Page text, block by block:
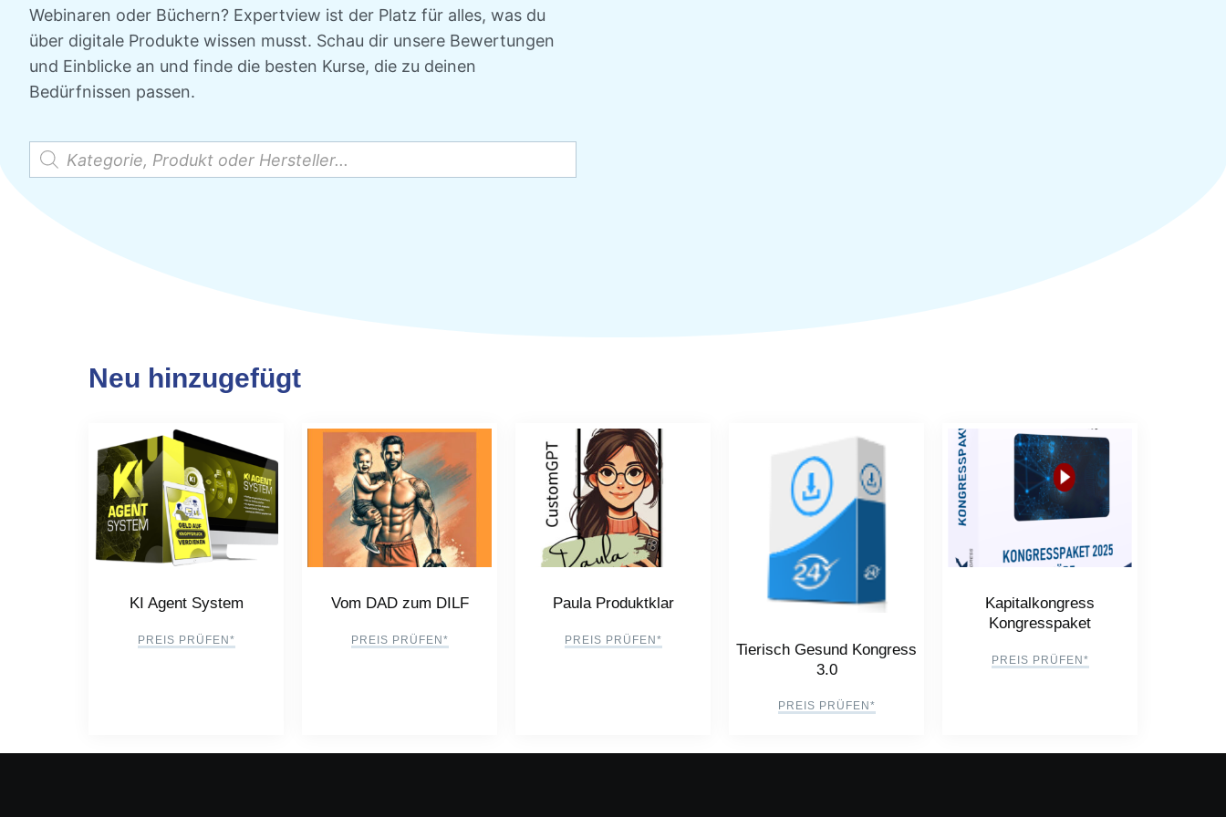
Webinaren oder Büchern? Expertview ist der Platz für alles, was du
über digitale Produkte wissen musst. Schau dir unsere Bewertungen
und Einblicke an und finde die besten Kurse, die zu deinen
Bedürfnissen passen.
Neu hinzugefügt
KI Agent System
PREIS PRÜFEN*
Vom DAD zum DILF
PREIS PRÜFEN*
Paula Produktklar
PREIS PRÜFEN*
Tierisch Gesund Kongress
3.0
PREIS PRÜFEN*
Kapitalkongress
Kongresspaket
PREIS PRÜFEN*